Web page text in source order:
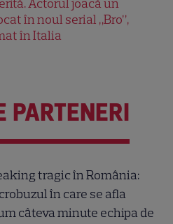
Actorul joacă un
în noul serial „Bro”,
în Italia
PARTENERI
tragic în România:
în care se afla
câteva minute echipa de